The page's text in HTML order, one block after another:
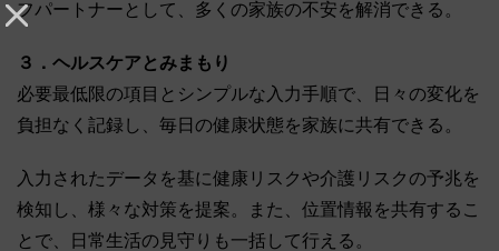
フパートナーとして、多くの家族の不安を解消できる。
３．ヘルスケアとみまもり
必要最低限の項目とシンプルな入力手順で、日々の変化を
負担なく記録し、毎日の健康状態を家族に共有できる。
入力されたデータを基に健康リスクや介護リスクの予兆を
検知し、様々な対策を提案。また、位置情報を共有するこ
とで、日常生活の見守りも一括して行える。